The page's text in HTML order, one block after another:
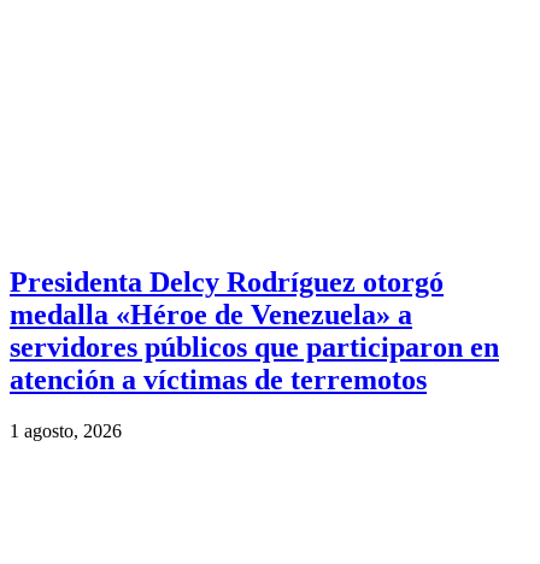
Presidenta Delcy Rodríguez otorgó
medalla «Héroe de Venezuela» a
servidores públicos que participaron en
atención a víctimas de terremotos
1 agosto, 2026